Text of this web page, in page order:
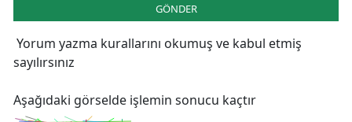
GÖNDER
Yorum yazma kurallarını okumuş ve kabul etmiş
sayılırsınız
Aşağıdaki görselde işlemin sonucu kaçtır